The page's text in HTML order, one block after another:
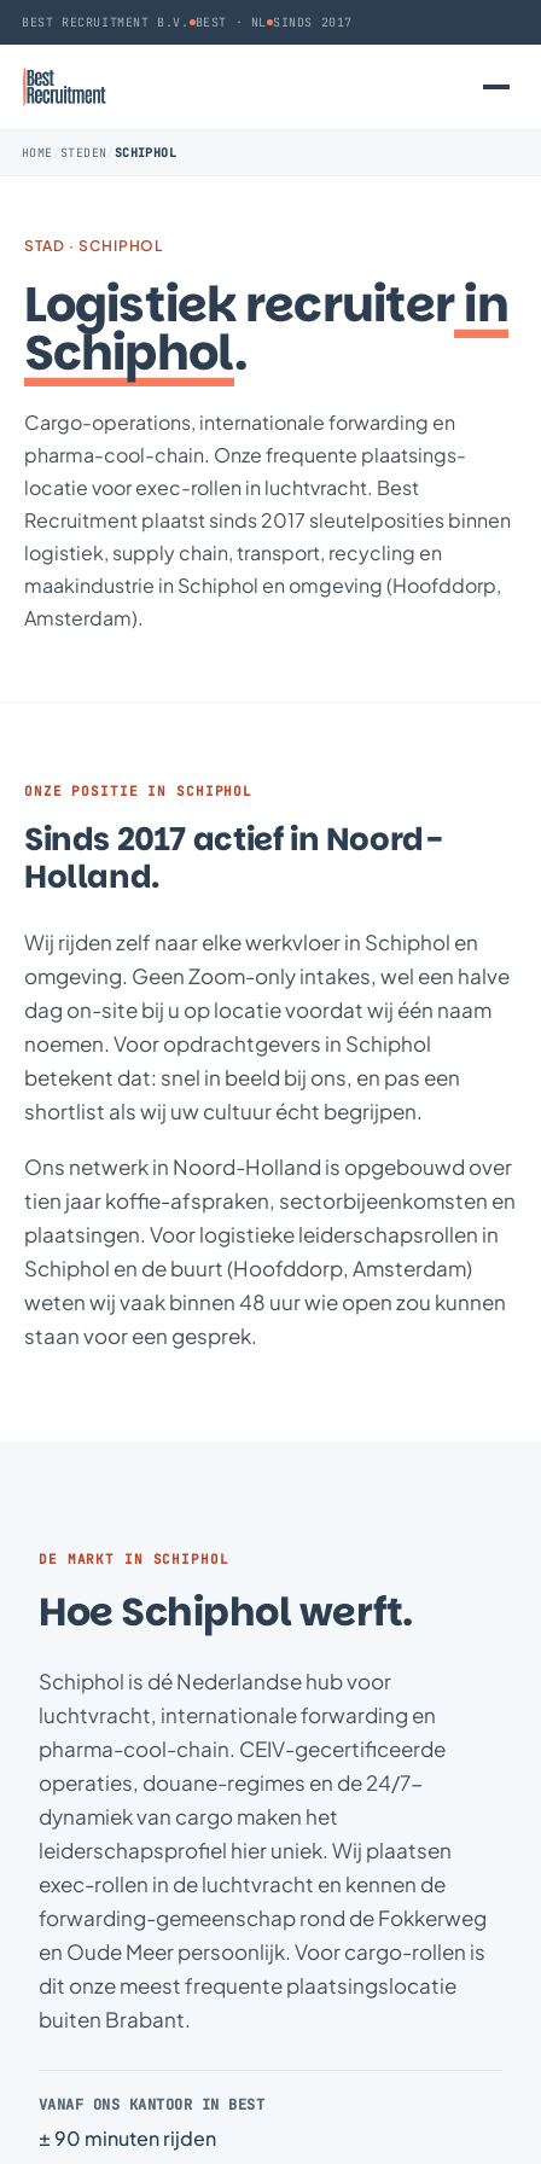
BEST RECRUITMENT B.V. BEST · NL SINDS 2017
HOME /STEDEN SCHIPHOL
STAD · SCHIPHOL
Logistiek recruiterin
Schiphol.
Cargo-operations, internationale forwarding en
pharma-cool-chain. Onze frequente plaatsings-
locatie voor exec-rollen in luchtvracht. Best
Recruitment plaatst sinds 2017 sleutelposities binnen
logistiek, supply chain, transport, recycling en
maakindustrie in Schiphol en omgeving (Hoofddorp,
Amsterdam).
ONZE POSITIE IN SCHIPHOL
Sinds 2017 actief in Noord-
Holland.
Wij rijden zelf naar elke werkvloer in Schiphol en
omgeving. Geen Zoom-only intakes, wel een halve
dag on-site bij u op locatie voordat wij één naam
noemen. Voor opdrachtgevers in Schiphol
betekent dat: snel in beeld bij ons, en pas een
shortlist als wij uw cultuur écht begrijpen.
Ons netwerk in Noord-Holland is opgebouwd over
tien jaar koffie-afspraken, sectorbijeenkomsten en
plaatsingen. Voor logistieke leiderschapsrollen in
Schiphol en de buurt (Hoofddorp, Amsterdam)
weten wij vaak binnen 48 uur wie open zou kunnen
staan voor een gesprek.
DE MARKT IN SCHIPHOL
Hoe Schiphol werft.
Schiphol is dé Nederlandse hub voor
luchtvracht, internationale forwarding en
pharma-cool-chain. CEIV-gecertificeerde
operaties, douane-regimes en de 24/7-
dynamiek van cargo maken het
leiderschapsprofiel hier uniek. Wij plaatsen
exec-rollen in de luchtvracht en kennen de
forwarding-gemeenschap rond de Fokkerweg
en Oude Meer persoonlijk. Voor cargo-rollen is
dit onze meest frequente plaatsingslocatie
buiten Brabant.
VANAF ONS KANTOOR IN BEST
± 90 minuten rijden